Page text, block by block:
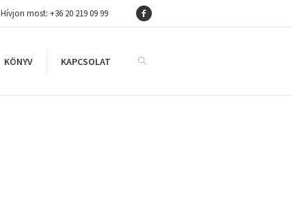
Hívjon most: +36 20 219 09 99
KÖNYV KAPCSOLAT